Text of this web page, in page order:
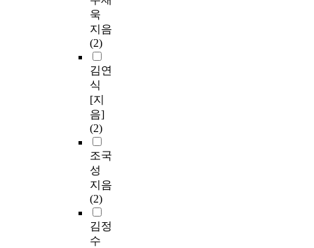
욱
지음
(2)
김연
식
[지
음]
(2)
조국
성
지음
(2)
김정
수